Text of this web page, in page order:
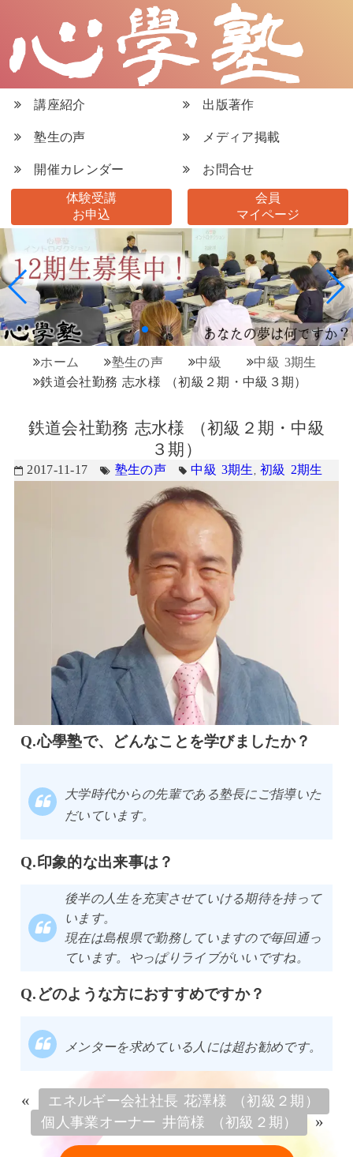
講座紹介 出版著作
塾生の声 メディア掲載
開催カレンダー お問合せ
体験受講
お申込
会員
マイページ
ホーム 塾生の声 中級
中級 3期生
鉄道会社勤務 志水様 （初級２期・中級３期）
鉄道会社勤務 志水様 （初級２期・中級
３期）
2017-11-17 塾生の声 中級 3期生,初級 2期生
心學塾で、どんなことを学びましたか？
大学時代からの先輩である塾長にご指導いた
だいています。
印象的な出来事は？
後半の人生を充実させていける期待を持って
います。
現在は島根県で勤務していますので毎回通っ
ています。やっぱりライブがいいですね。
どのような方におすすめですか？
メンターを求めている人には超お勧めです。
«
エネルギー会社社長 花澤様 （初級２期）
個人事業オーナー 井筒様 （初級２期）
»